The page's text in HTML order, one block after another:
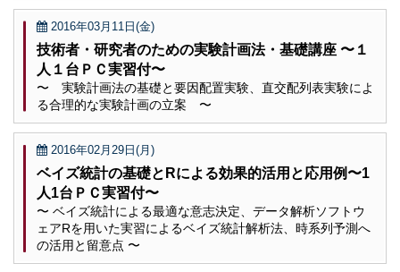
2016年03月11日(金)
技術者・研究者のための実験計画法・基礎講座 〜１
人１台ＰＣ実習付〜
〜 実験計画法の基礎と要因配置実験、直交配列表実験によ
る合理的な実験計画の立案 〜
2016年02月29日(月)
ベイズ統計の基礎とRによる効果的活用と応用例〜1
人1台ＰＣ実習付〜
〜 ベイズ統計による最適な意志決定、データ解析ソフトウ
ェアRを用いた実習によるベイズ統計解析法、時系列予測へ
の活用と留意点 〜